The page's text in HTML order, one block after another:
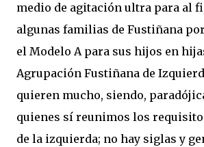
medio de agitación ultra para al
algunas familias de Fustiñana
el Modelo A para sus hijos en
Agrupación Fustiñana de
quieren mucho, siendo,
quienes sí reunimos los
de la izquierda; no hay siglas y